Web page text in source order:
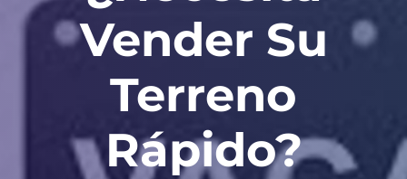
Vender Su
Terreno
Rápido?